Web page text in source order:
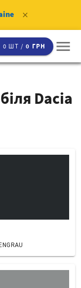
clear
0 ШТ /0 ГРН menu
Dacia